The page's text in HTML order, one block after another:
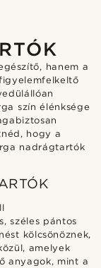
hanem a
szín élénksége
hogy a
nadrágtartók
széles pántos
kölcsönöznek,
amelyek
anyagok, mint a